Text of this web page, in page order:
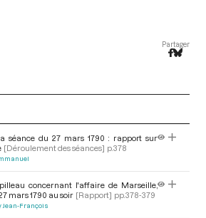
Partager
séance du 27 mars 1790 : rapport sur
[Déroulement des séances] p.378
concernant l'affaire de Marseille,
mars 1790 au soir [Rapport] pp.378-379
Jean-François